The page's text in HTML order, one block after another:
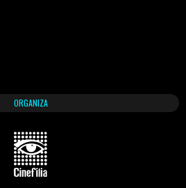
ORGANIZA